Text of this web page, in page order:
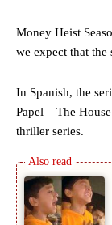
Money Heist
we expect that
In Spanish, the
Papel – The
thriller series.